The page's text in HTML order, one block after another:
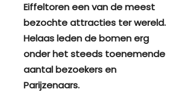
Eiffeltoren een van de meest
bezochte attracties ter wereld.
Helaas leden de bomen erg
onder het steeds toenemende
aantal bezoekers en
Parijzenaars.